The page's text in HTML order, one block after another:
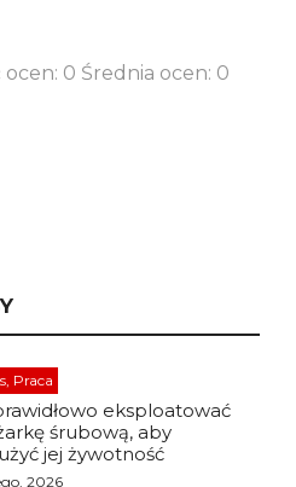
ocen: 0 Średnia ocen: 0
Praca
eksploatować
śrubową, aby
jej żywotność
2026